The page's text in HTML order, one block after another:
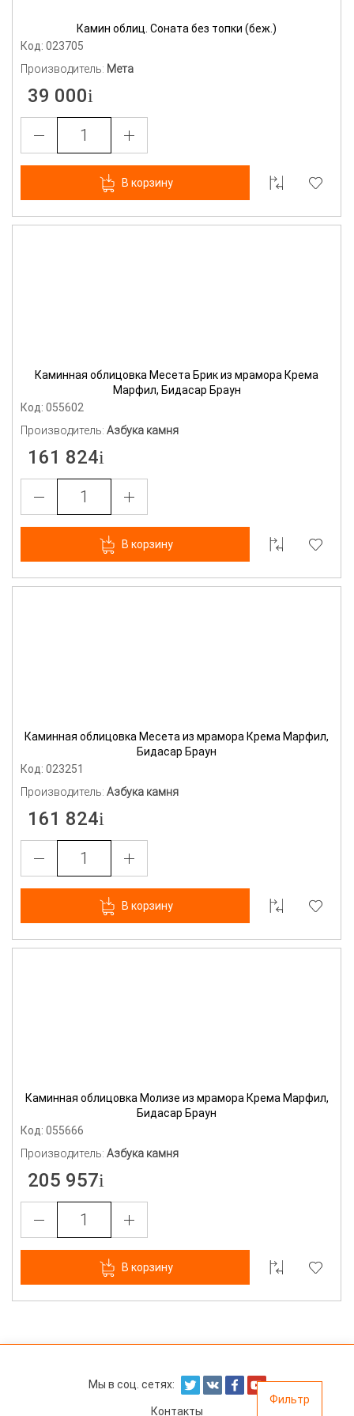
Камин облиц. Соната без топки (беж.)
Код: 023705
Производитель: Мета
39 000
В корзину
Каминная облицовка Месета Брик из мрамора Крема
Марфил, Бидасар Браун
Код: 055602
Производитель: Азбука камня
161 824
В корзину
Каминная облицовка Месета из мрамора Крема Марфил,
Бидасар Браун
Код: 023251
Производитель: Азбука камня
161 824
В корзину
Каминная облицовка Молизе из мрамора Крема Марфил,
Бидасар Браун
Код: 055666
Производитель: Азбука камня
205 957
В корзину
Фильтр
Мы в соц. сетях:
Контакты